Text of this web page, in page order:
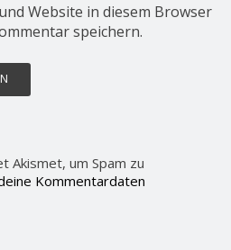
Website in diesem Browser
speichern.
Akismet, um Spam zu
Kommentardaten